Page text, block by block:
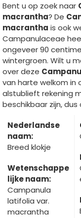
Bent u op zoek naar
macrantha? De
macrantha is ook
Campanulaceae
ongeveer 90
wintergroen. Wilt u
over deze
van harte welkom
alstublieft rekening
beschikbaar zijn,
Nederlandse
naam:
Breed klokje
Wetenschappe
lijke naam:
Campanula
latifolia var.
macrantha